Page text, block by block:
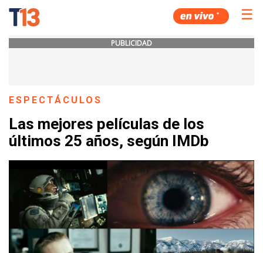
☰
PUBLICIDAD
ESPECTÁCULOS
Las mejores películas de los
últimos 25 años, según IMDb